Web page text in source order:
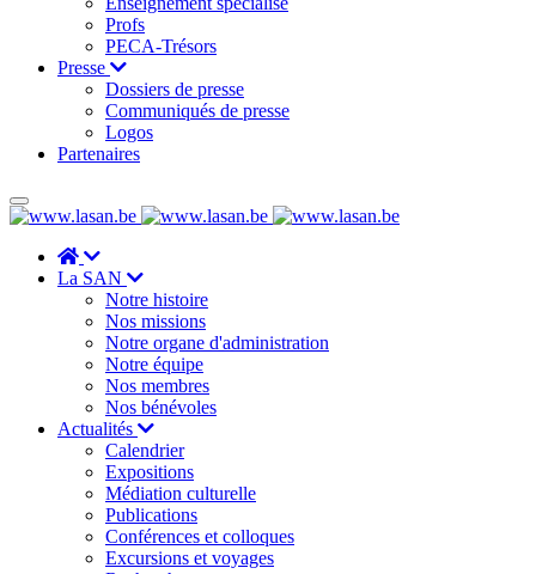
Profs
PECA-Trésors
Presse
Dossiers de presse
Communiqués de presse
Logos
Partenaires
La SAN
Notre histoire
Nos missions
Notre organe d'administration
Notre équipe
Nos membres
Nos bénévoles
Actualités
Calendrier
Expositions
Médiation culturelle
Publications
Conférences et colloques
Excursions et voyages